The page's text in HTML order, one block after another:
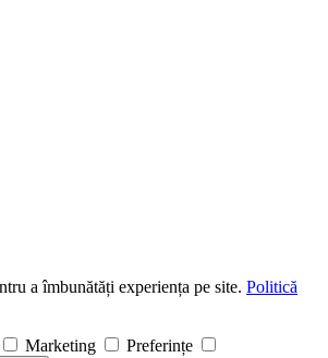
a îmbunătăți experiența pe site. Politică
Marketing Preferințe